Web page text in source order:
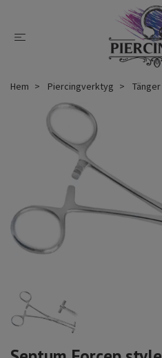
Hem Piercingverktyg Tänger